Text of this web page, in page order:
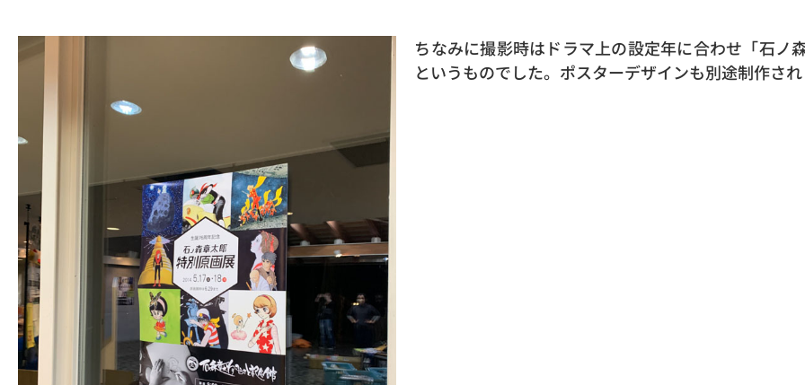
ちなみに撮影時はドラマ上の設定年に合わせ「石ノ
というものでした。ポスターデザインも別途制作さ